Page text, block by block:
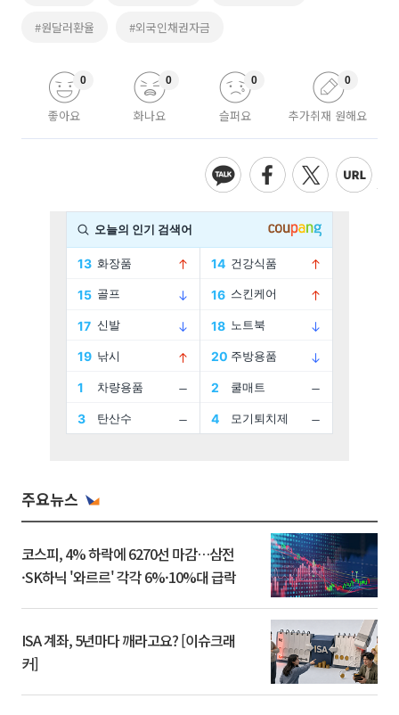
#원달러환율 #외국인채권자금
좋아요
0
화나요
0
슬퍼요
0
추가취재 원해요
0
주요뉴스
코스피, 4% 하락에 6270선 마감…삼전
·SK하닉 '와르르' 각각 6%·10%대 급락
ISA 계좌, 5년마다 깨라고요? [이슈크래
커]